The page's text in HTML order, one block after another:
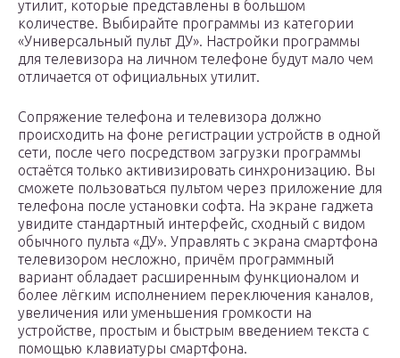
утилит, которые представлены в большом
количестве. Выбирайте программы из категории
«Универсальный пульт ДУ». Настройки программы
для телевизора на личном телефоне будут мало чем
отличается от официальных утилит.
Сопряжение телефона и телевизора должно
происходить на фоне регистрации устройств в одной
сети, после чего посредством загрузки программы
остаётся только активизировать синхронизацию. Вы
сможете пользоваться пультом через приложение для
телефона после установки софта. На экране гаджета
увидите стандартный интерфейс, сходный с видом
обычного пульта «ДУ». Управлять с экрана смартфона
телевизором несложно, причём программный
вариант обладает расширенным функционалом и
более лёгким исполнением переключения каналов,
увеличения или уменьшения громкости на
устройстве, простым и быстрым введением текста с
помощью клавиатуры смартфона.